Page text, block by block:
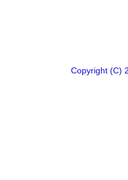
Copyright (C)